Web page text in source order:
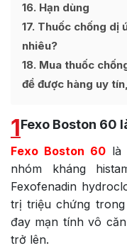
16 Hạn dùng
17 Thuốc chống dị
nhiêu?
18 Mua thuốc
để được hàng uy
1Fexo Boston 60
Fexo Boston 60 là
nhóm kháng
Fexofenadin
trị triệu chứng
đay mạn tính vô
trở lên.